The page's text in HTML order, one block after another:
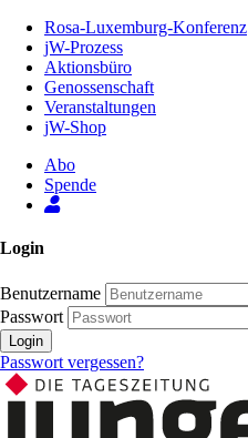
Inhalt
Seite
Rosa-Luxemburg-Konferenz
jW-Prozess
Aktionsbüro
Genossenschaft
Veranstaltungen
jW-Shop
Abo
Spende
Login
Benutzername
Passwort
Login
Passwort vergessen?